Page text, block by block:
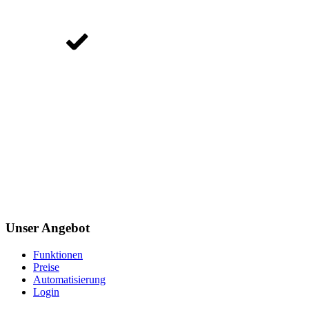
Unser Angebot
Funktionen
Preise
Automatisierung
Login